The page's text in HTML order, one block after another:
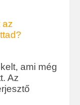
az
ami még
Az